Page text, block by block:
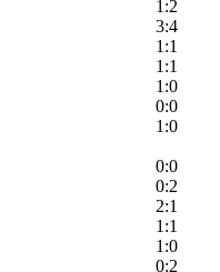
1:2
3:4
1:1
1:1
1:0
0:0
1:0
0:0
0:2
2:1
1:1
1:0
0:2